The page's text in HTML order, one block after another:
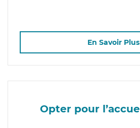
En Savoir Plus
Opter pour